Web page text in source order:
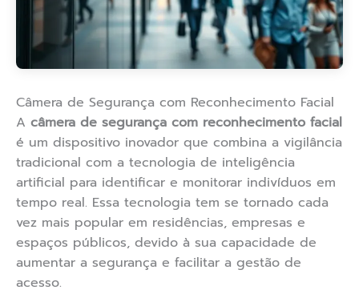
Câmera de Segurança com Reconhecimento Facial
A câmera de segurança com reconhecimento facial
é um dispositivo inovador que combina a vigilância
tradicional com a tecnologia de inteligência
artificial para identificar e monitorar indivíduos em
tempo real. Essa tecnologia tem se tornado cada
vez mais popular em residências, empresas e
espaços públicos, devido à sua capacidade de
aumentar a segurança e facilitar a gestão de
acesso.